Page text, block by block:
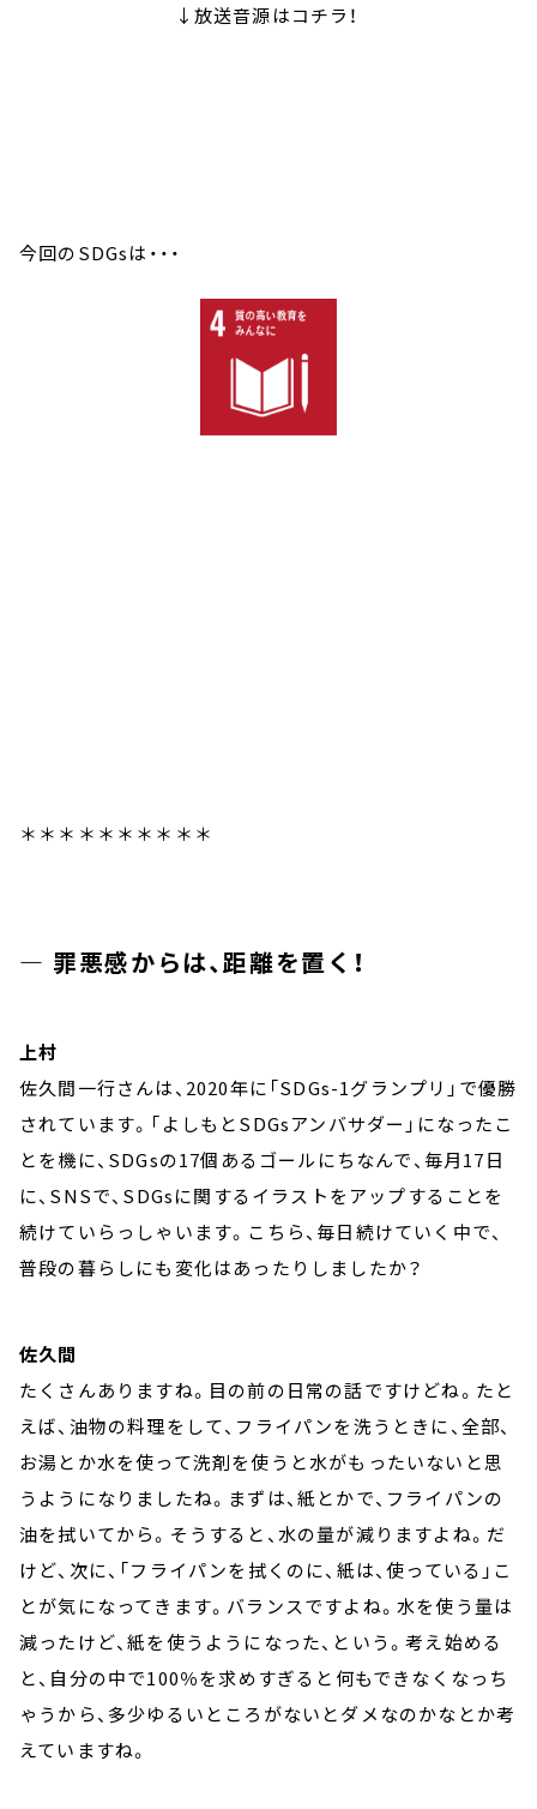
↓放送音源はコチラ！
今回のSDGsは・・・
＊＊＊＊＊＊＊＊＊＊
― 罪悪感からは、距離を置く！
上村
佐久間一行さんは、2020年に「SDGs-1グランプリ」で優勝
されています。「よしもとSDGsアンバサダー」になったこ
とを機に、SDGsの17個あるゴールにちなんで、毎月17日
に、SNSで、SDGsに関するイラストをアップすることを
続けていらっしゃいます。こちら、毎日続けていく中で、
普段の暮らしにも変化はあったりしましたか？
佐久間
たくさんありますね。目の前の日常の話ですけどね。たと
えば、油物の料理をして、フライパンを洗うときに、全部、
お湯とか水を使って洗剤を使うと水がもったいないと思
うようになりましたね。まずは、紙とかで、フライパンの
油を拭いてから。そうすると、水の量が減りますよね。だ
けど、次に、「フライパンを拭くのに、紙は、使っている」こ
とが気になってきます。バランスですよね。水を使う量は
減ったけど、紙を使うようになった、という。考え始める
と、自分の中で100％を求めすぎると何もできなくなっち
ゃうから、多少ゆるいところがないとダメなのかなとか考
えていますね。